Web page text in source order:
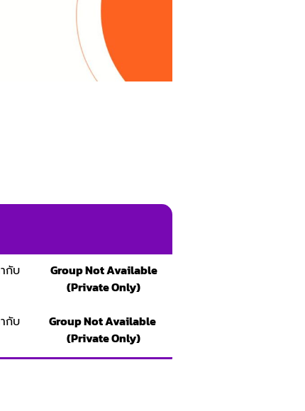
กับ
Group Not Available
(Private Only)
กับ
Group Not Available
(Private Only)